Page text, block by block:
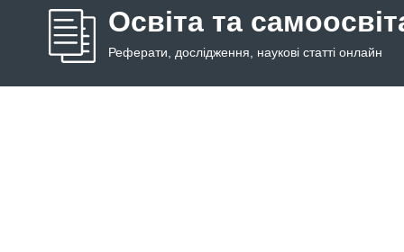
Освіта та
Реферати, дослідження, наукові статті онлайн